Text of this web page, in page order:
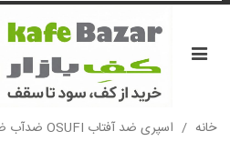
خانه / اسپری ضد آفتاب OSUFI ضدآب ضد آفتاب ضد اشعه ماوراء بنفش